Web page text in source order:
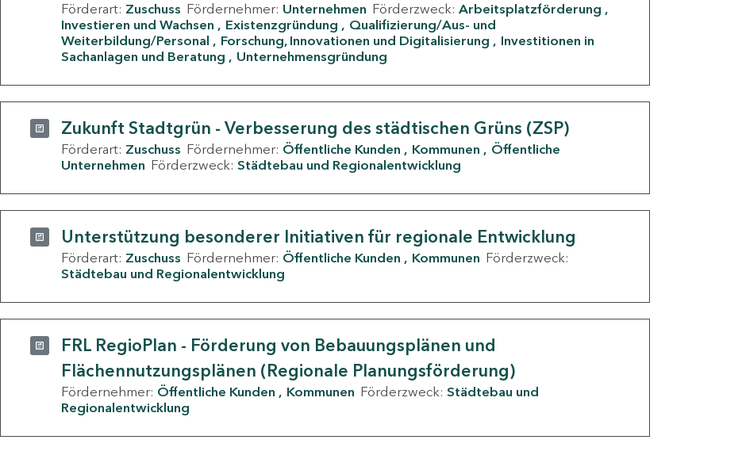
Förderart: Zuschuss Fördernehmer: Unternehmen Förderzweck: Arbeitsplatzförderung
Investieren und Wachsen
Existenzgründung
Qualifizierung/Aus- und
Weiterbildung/Personal
Forschung, Innovationen und Digitalisierung
Investitionen in
Sachanlagen und Beratung
Unternehmensgründung
Zukunft Stadtgrün - Verbesserung des städtischen Grüns (ZSP)
Förderart: Zuschuss Fördernehmer: Öffentliche Kunden Kommunen
Öffentliche
Unternehmen Förderzweck: Städtebau und Regionalentwicklung
Unterstützung besonderer Initiativen für regionale Entwicklung
Förderart: Zuschuss Fördernehmer: Öffentliche Kunden Kommunen Förderzweck:
Städtebau und Regionalentwicklung
FRL RegioPlan - Förderung von Bebauungsplänen und
Flächennutzungsplänen (Regionale Planungsförderung)
Fördernehmer: Öffentliche Kunden Kommunen Förderzweck: Städtebau und
Regionalentwicklung